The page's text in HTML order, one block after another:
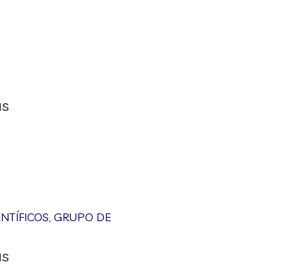
,GRUPO DE